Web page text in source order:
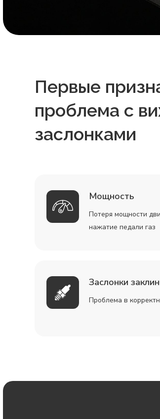
Первые
проблема с
заслонками
Мощность
Потеря мощности
нажатие педали газ
Заслонки
Проблема в